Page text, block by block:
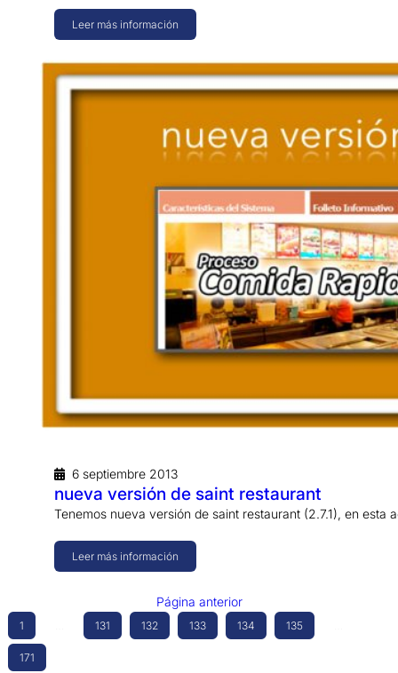
Leer más información
6 septiembre 2013
nueva versión de saint restaurant
Tenemos nueva versión de saint restaurant (2.7.1), en
Leer más información
Página anterior
1 131 132 133 134 135
171